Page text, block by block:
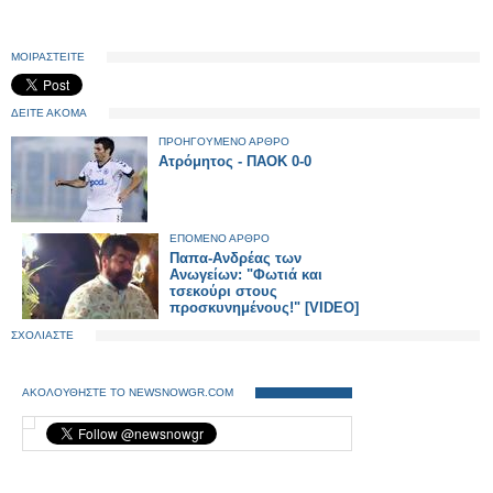
ΜΟΙΡΑΣΤΕΙΤΕ
ΔΕΙΤΕ ΑΚΟΜΑ
ΠΡΟΗΓΟΥΜΕΝΟ ΑΡΘΡΟ
Ατρόμητος - ΠΑΟΚ 0-0
ΕΠΟΜΕΝΟ ΑΡΘΡΟ
Παπα-Ανδρέας των
Ανωγείων: "Φωτιά και
τσεκούρι στους
προσκυνημένους!" [VIDEO]
ΣΧΟΛΙΑΣΤΕ
ΑΚΟΛΟΥΘΗΣΤΕ ΤΟ NEWSNOWGR.COM